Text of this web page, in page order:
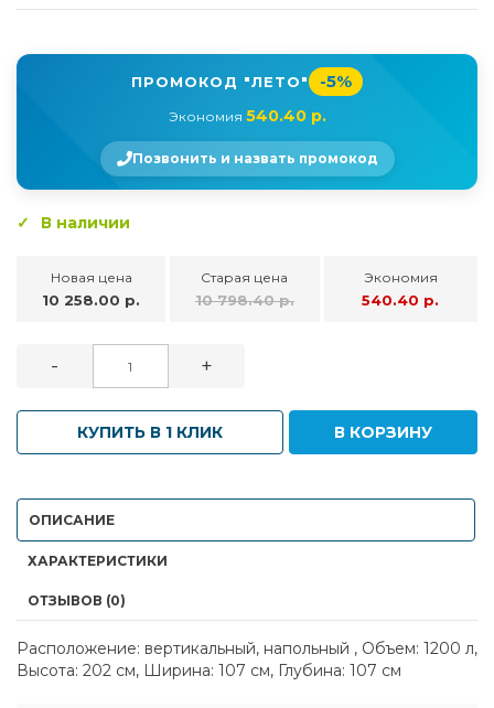
ПРОМОКОД "ЛЕТО" -5%
Экономия 540.40 р.
Позвонить и назвать промокод
В наличии
Новая цена
10 258.00 р.
Старая цена
10 798.40 р.
Экономия
540.40 р.
- +
КУПИТЬ В 1 КЛИК В КОРЗИНУ
ОПИСАНИЕ
ХАРАКТЕРИСТИКИ
ОТЗЫВОВ (0)
Расположение: вертикальный, напольный , Объем: 1200 л,
Высота: 202 см, Ширина: 107 см, Глубина: 107 см